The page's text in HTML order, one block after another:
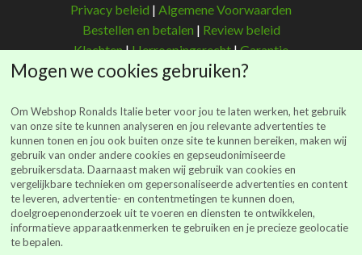
Privacy beleid | Algemene Voorwaarden
Bestellen en betalen | Review beleid
Klachten|Herroepingsrecht|Garantie
Ronalds Italië
(Ronalds Italië Delicatessen B.V.)
Walderstraat 26
7241 BJ Lochem
webshop@ronalds-italie.nl
Mogen we cookies gebruiken?
Om Webshop Ronalds Italie beter voor jou te laten werken, het gebruik
van onze site te kunnen analyseren en jou relevante advertenties te
kunnen tonen en jou ook buiten onze site te kunnen bereiken, maken wij
gebruik van onder andere cookies en gepseudonimiseerde
gebruikersdata. Daarnaast maken wij gebruik van cookies en
vergelijkbare technieken om gepersonaliseerde advertenties en content
te leveren, advertentie- en contentmetingen te kunnen doen,
doelgroepenonderzoek uit te voeren en diensten te ontwikkelen,
informatieve apparaatkenmerken te gebruiken en je precieze geolocatie
te bepalen.